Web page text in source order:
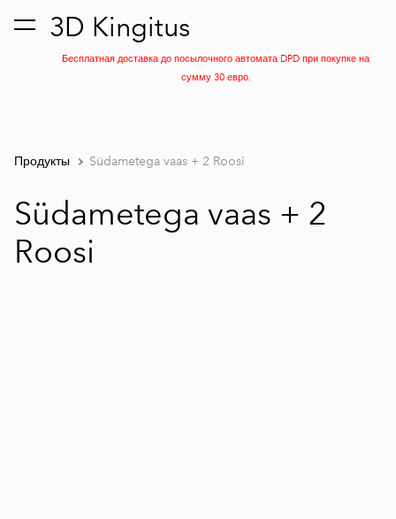
3D Kingitus
Бесплатная доставка до посылочного автомата DPD при покупке на
сумму 30 евро.
был добавлен в
корзину.
Просмотр корзины
Продукты Südametega vaas + 2 Roosi
Südametega vaas + 2
Roosi